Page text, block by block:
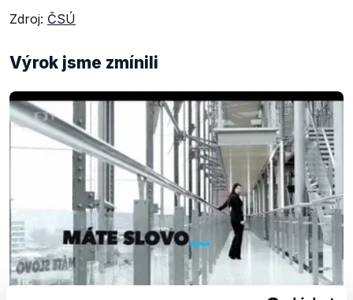
Zdroj: ČSÚ
Výrok jsme zmínili